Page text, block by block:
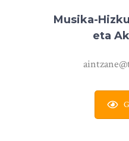
Musika-
eta